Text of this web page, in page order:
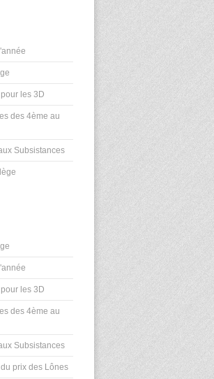
les 3D
des 4ème au
Subsistances
les 3D
des 4ème au
Subsistances
prix des Lônes